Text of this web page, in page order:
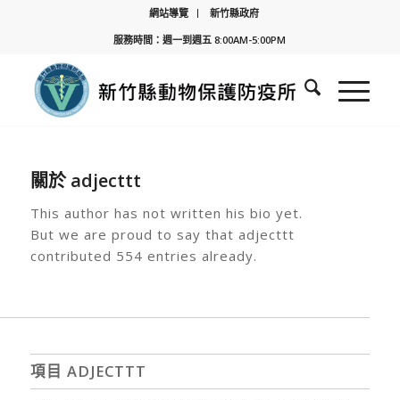
網站導覽
新竹縣政府
服務時間：週一到週五 8:00AM-5:00PM
關於adjecttt
This author has not written his bio yet.
But we are proud to say that adjecttt
contributed 554 entries already.
項目 ADJECTTT